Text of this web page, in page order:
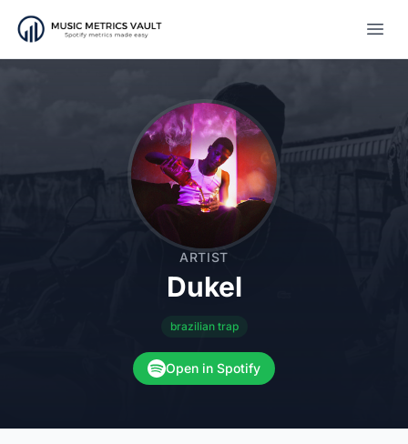
ARTIST
Dukel
brazilian trap
Open in Spotify